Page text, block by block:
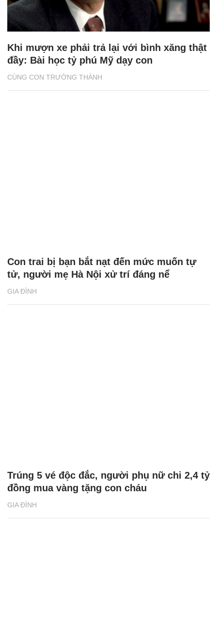
CÙNG CON TRƯỞNG THÀNH
Khi mượn xe phải trả lại với bình xăng thật
đầy: Bài học tỷ phú Mỹ dạy con
GIA ĐÌNH
Con trai bị bạn bắt nạt đến mức muốn tự
tử, người mẹ Hà Nội xử trí đáng nể
GIA ĐÌNH
Trúng 5 vé độc đắc, người phụ nữ chi 2,4 tỷ
đồng mua vàng tặng con cháu